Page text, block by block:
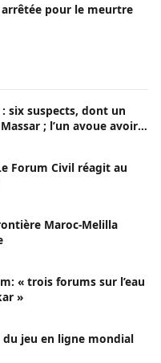
arrêtée pour le meurtre
six suspects, dont un
; l’un avoue avoir
Forum Civil réagit au
Maroc-Melilla
« trois forums sur l’eau
»
du jeu en ligne mondial